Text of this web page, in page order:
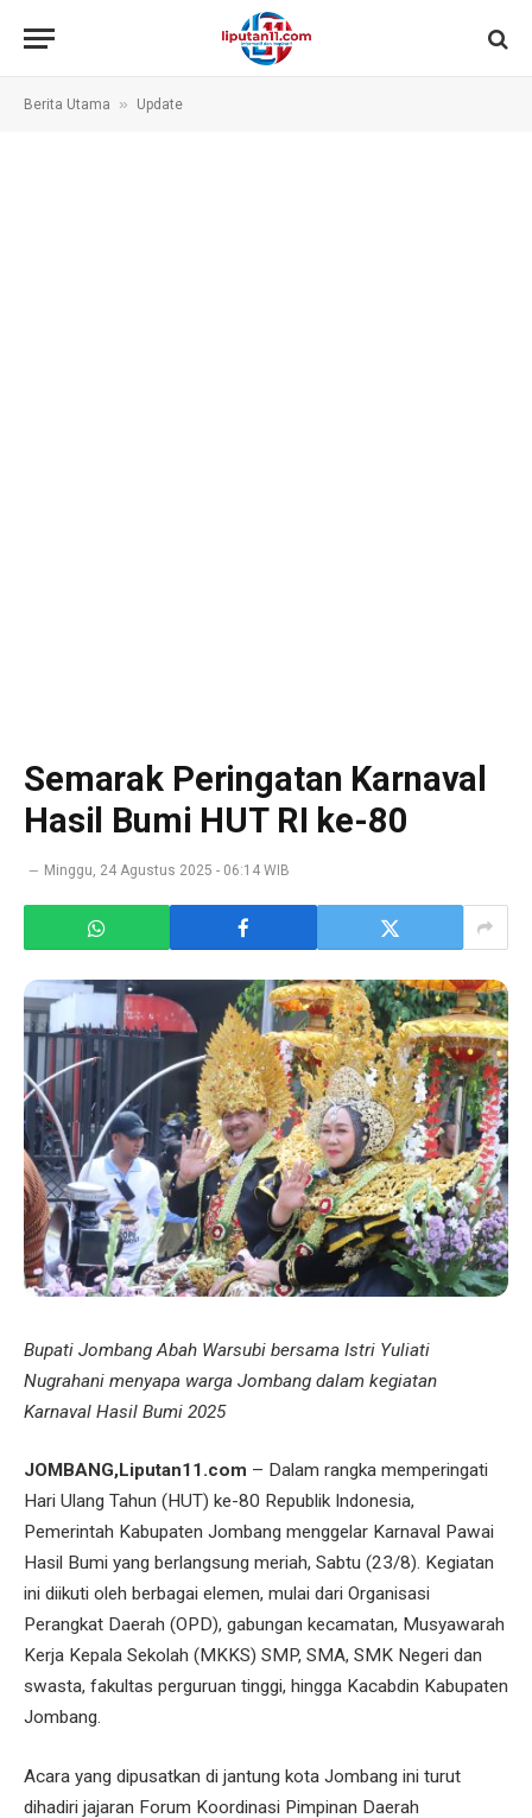
Berita Utama » Update
Semarak Peringatan Karnaval
Hasil Bumi HUT RI ke-80
Minggu, 24 Agustus 2025 - 06:14 WIB
Bupati Jombang Abah Warsubi bersama Istri Yuliati
Nugrahani menyapa warga Jombang dalam kegiatan
Karnaval Hasil Bumi 2025
JOMBANG,Liputan11.com – Dalam rangka memperingati
Hari Ulang Tahun (HUT) ke-80 Republik Indonesia,
Pemerintah Kabupaten Jombang menggelar Karnaval Pawai
Hasil Bumi yang berlangsung meriah, Sabtu (23/8). Kegiatan
ini diikuti oleh berbagai elemen, mulai dari Organisasi
Perangkat Daerah (OPD), gabungan kecamatan, Musyawarah
Kerja Kepala Sekolah (MKKS) SMP, SMA, SMK Negeri dan
swasta, fakultas perguruan tinggi, hingga Kacabdin Kabupaten
Jombang.
Acara yang dipusatkan di jantung kota Jombang ini turut
dihadiri jajaran Forum Koordinasi Pimpinan Daerah